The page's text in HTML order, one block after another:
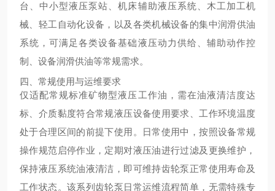
台、中小型液压泵站、机床辅助液压系统、木工加工机
械、轻工自动化设备，以及各类机械设备的集中润滑供油
系统，可满足各类设备基础液压动力供给、辅助动作控
制、设备润滑供油等常规需求。
四、常规使用与运维要求
仅适配常规标准矿物型液压工作油，需在油液清洁度达
标、介质黏度符合常规液压设备使用要求、工作环境温度
处于合理区间的前提下使用。日常使用中，按照设备常规
操作规范启停作业，定期对液压油进行过滤及更换维护，
保持液压系统油液清洁，即可维持齿轮泵正常使用寿命及
工作状态。该系列齿轮泵日常运维流程简单，无需特殊专